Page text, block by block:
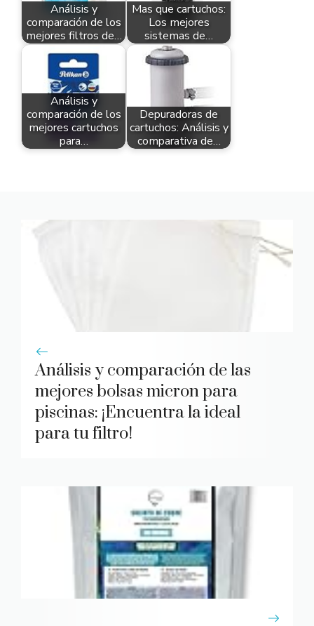
Análisis y
comparación de los
mejores filtros de…
Mas que cartuchos:
Los mejores
sistemas de…
Análisis y
comparación de los
mejores cartuchos
para…
Depuradoras de
cartuchos: Análisis y
comparativa de…
Análisis y comparación de las
mejores bolsas micron para
piscinas: ¡Encuentra la ideal
para tu filtro!